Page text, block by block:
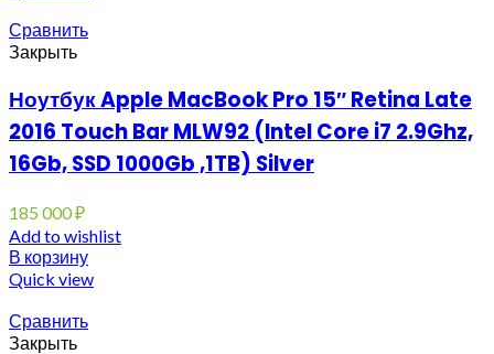
Сравнить
Закрыть
Ноутбук Apple MacBook Pro 15″ Retina Late
2016 Touch Bar MLW92 (Intel Core i7 2.9Ghz,
16Gb, SSD 1000Gb ,1TB) Silver
185 000₽
Add to wishlist
В корзину
Quick view
Сравнить
Закрыть